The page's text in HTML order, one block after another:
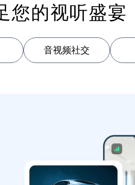
您的视听盛宴
音视频社交